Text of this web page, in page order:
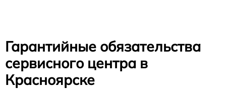
Гарантийные обязательства
сервисного центра в
Красноярске